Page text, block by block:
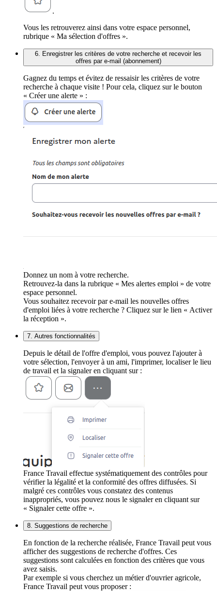
.
Vous les retrouverez ainsi dans votre espace personnel,
rubrique « Ma sélection d'offres ».
6. Enregistrer les critères de votre recherche et recevoir les
offres par e-mail (abonnement)
Gagnez du temps et évitez de ressaisir les critères de votre
recherche à chaque visite ! Pour cela, cliquez sur le bouton
« Créer une alerte » :
Donnez un nom à votre recherche.
Retrouvez-la dans la rubrique « Mes alertes emploi » de votre
espace personnel.
Vous souhaitez recevoir par e-mail les nouvelles offres
d'emploi liées à votre recherche ? Cliquez sur le lien « Activer
la réception ».
7. Autres fonctionnalités
Depuis le détail de l'offre d'emploi, vous pouvez l'ajouter à
votre sélection, l'envoyer à un ami, l'imprimer, localiser le lieu
de travail et la signaler en cliquant sur :
France Travail effectue systématiquement des contrôles pour
vérifier la légalité et la conformité des offres diffusées. Si
malgré ces contrôles vous constatez des contenus
inappropriés, vous pouvez nous le signaler en cliquant sur
« Signaler cette offre ».
8. Suggestions de recherche
En fonction de la recherche réalisée, France Travail peut vous
afficher des suggestions de recherche d'offres. Ces
suggestions sont calculées en fonction des critères que vous
avez saisis.
Par exemple si vous cherchez un métier d'ouvrier agricole,
France Travail peut vous proposer :